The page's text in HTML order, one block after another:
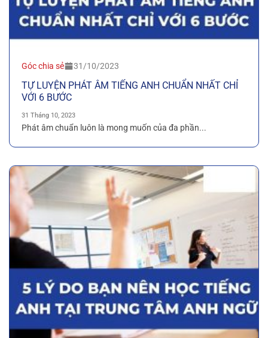
Góc chia sẻ 31/10/2023
TỰ LUYỆN PHÁT ÂM TIẾNG ANH CHUẨN NHẤT CHỈ
VỚI 6 BƯỚC
31 Tháng 10, 2023
Phát âm chuẩn luôn là mong muốn của đa phần...